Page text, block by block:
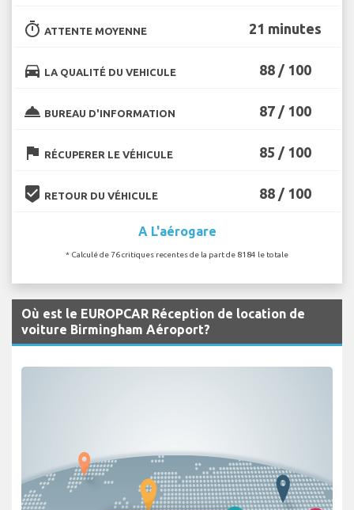
timer ATTENTE MOYENNE 21 minutes
directions_car LA QUALITÉ DU VEHICULE 88 / 100
room_service BUREAU D'INFORMATION 87 / 100
flag RÉCUPERER LE VÉHICULE 85 / 100
beenhere RETOUR DU VÉHICULE 88 / 100
A L'aérogare
* Calculé de 76 critiques recentes de la part de 8184 le totale
Où est le EUROPCAR Réception de location de
voiture Birmingham Aéroport?